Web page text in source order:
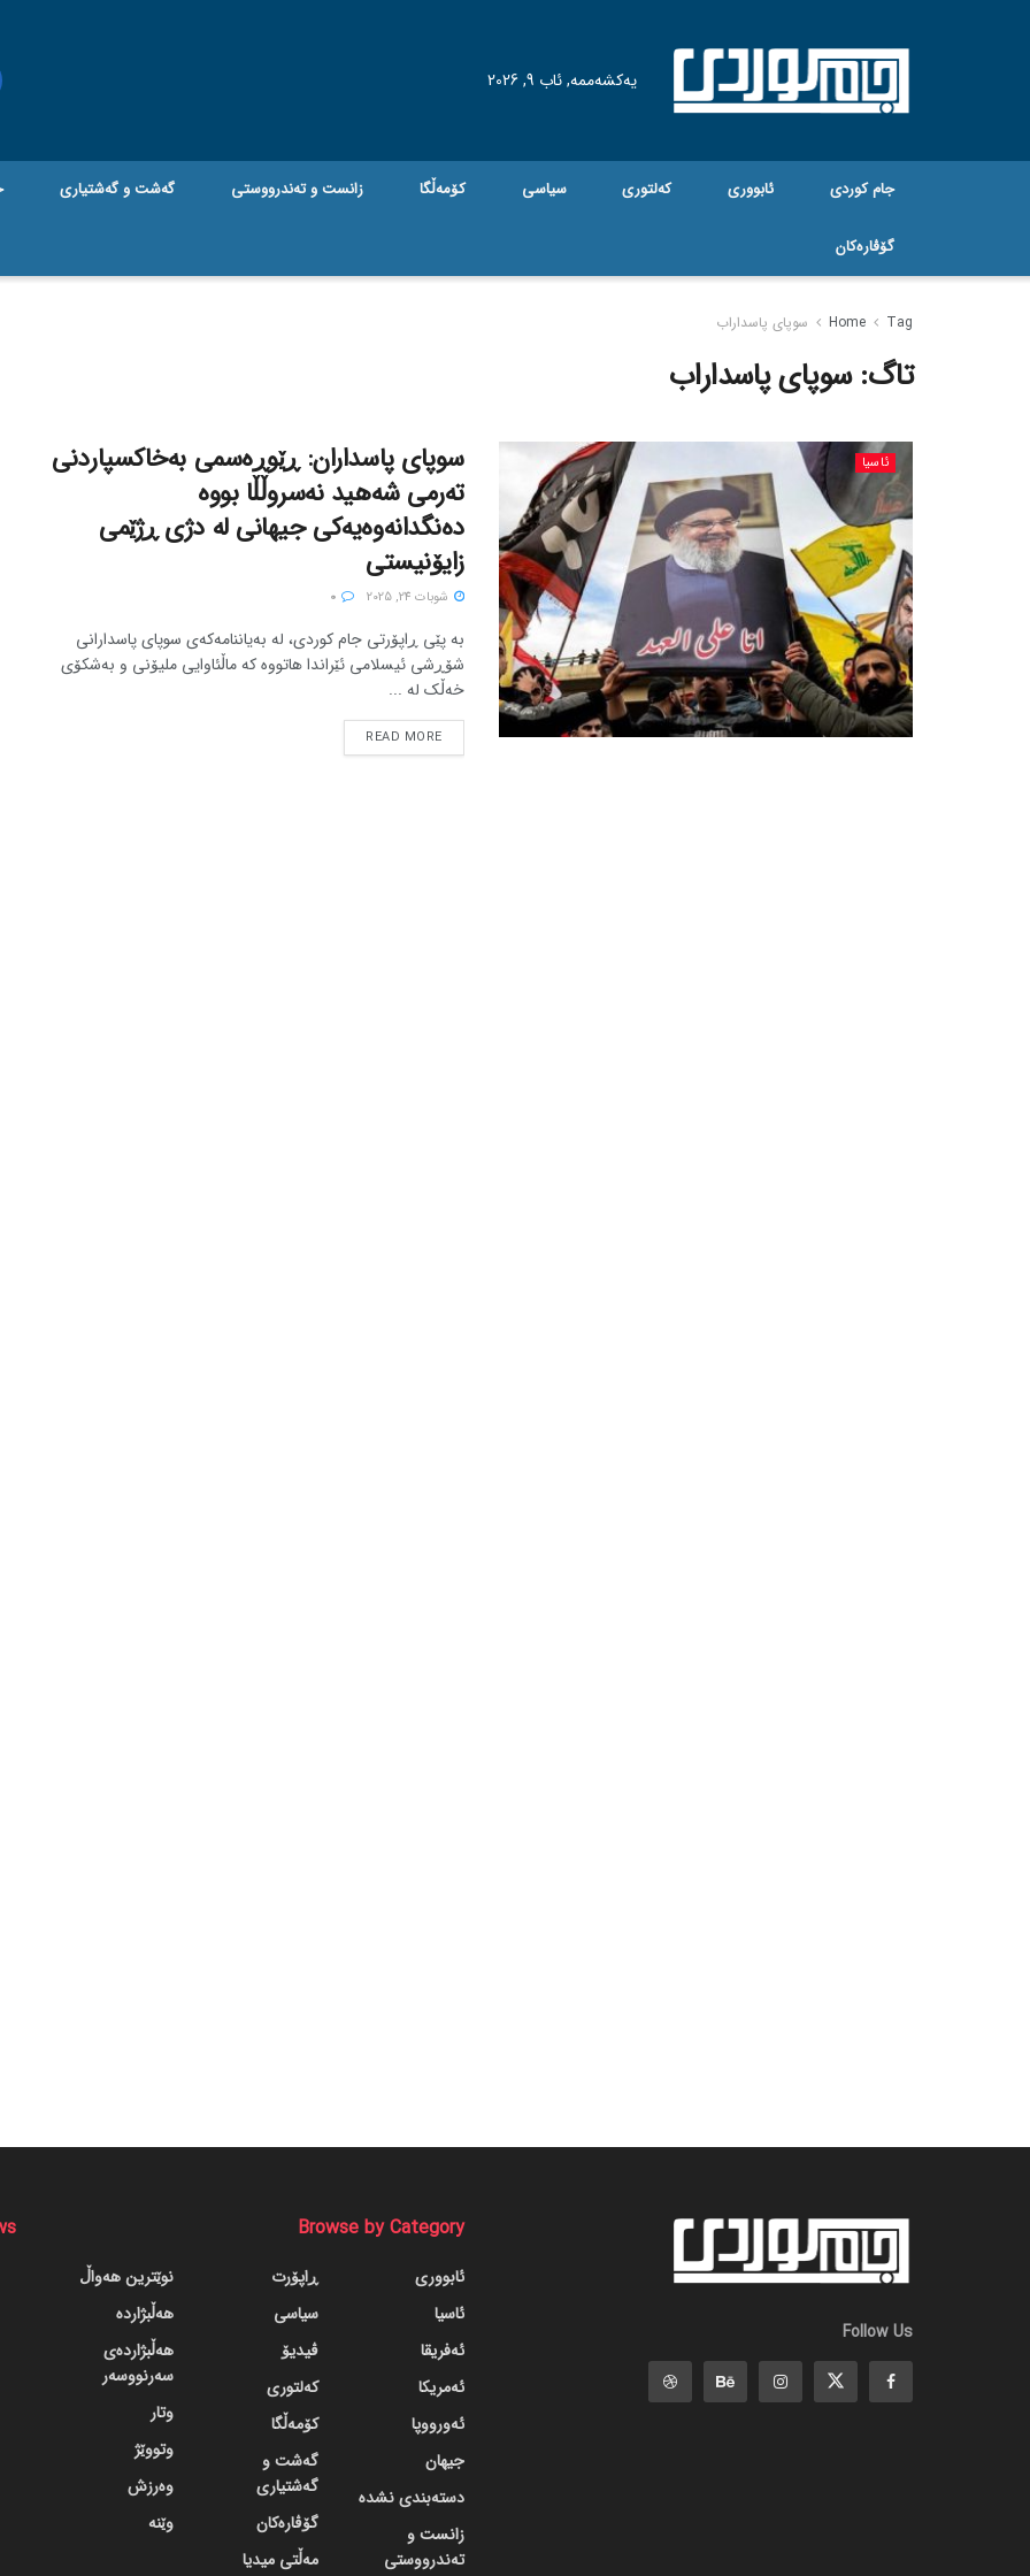
یەکشەممە, ئاب 9, 2026
جام کوردی ئابووری کەلتوری سیاسی کۆمەڵگا زانست و تەندرووستی گه‌شت و گه‌شتیاری
گۆڤاره‌کان
Home Tag سوپای پاسداراب
تاگ:سوپای پاسداراب
ئاسیا
سوپای پاسداران: ڕێوڕەسمی بەخاکسپاردنی
تەرمی شەهید نەسروڵڵا بووە
دەنگدانەوەیەکی جیهانی لە دژی ڕژێمی
زایۆنیستی
شوبات 24, 2025
بە پێی ڕاپۆرتی جام کوردی، لە بەیاننامەکەی سوپای پاسدارانی
شۆڕشی ئیسلامی ئێراندا هاتووە کە ماڵئاوایی ملیۆنی و بەشکۆی
خەڵک لە ...
READ MORE
Follow Us
Browse by Category
ئابووری
ئاسیا
ئەفریقا
ئەمریکا
ئەورووپا
جیهان
دسته‌بندی نشده
زانست و
تەندرووستی
ڕاپۆرت
سیاسی
ڤیدیۆ
کەلتوری
کۆمەڵگا
گه‌شت و
گه‌شتیاری
گۆڤاره‌کان
مەڵتی میدیا
نوێترین هەواڵ
هەڵبژاردە
هەڵبژاردەی
سەرنووسەر
وتار
وتووێژ
وەرزش
وێنە